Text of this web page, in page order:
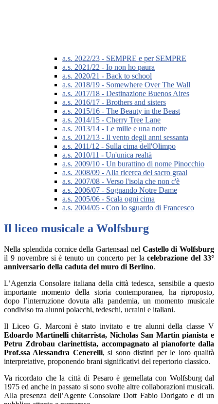
a.s. 2022/23 - SEMPRE e per SEMPRE
a.s. 2021/22 - Io non ho paura
a.s. 2020/21 - Back to school
a.s. 2018/19 - Somewhere Over The Wall
a.s. 2017/18 - Destinazione Buenos Aires
a.s. 2016/17 - Brothers and sisters
a.s. 2015/16 - The Beauty in the Beast
a.s. 2014/15 - Cherry Tree Lane
a.s. 2013/14 - Le mille e una notte
a.s. 2012/13 - Il vento degli anni sessanta
a.s. 2011/12 - Sulla cima dell'Olimpo
a.s. 2010/11 - Un'unica realtà
a.s. 2009/10 - Un burattino di nome Pinocchio
a.s. 2008/09 - Alla ricerca del sacro graal
a.s. 2007/08 - Verso l'isola che non c'è
a.s. 2006/07 - Sognando Notre Dame
a.s. 2005/06 - Scala ogni cima
a.s. 2004/05 - Con lo sguardo di Francesco
Il liceo musicale a Wolfsburg
Nella splendida cornice della Gartensaal nel Castello di Wolfsburg
il 9 novembre si è tenuto un concerto per lacelebrazione del 33°
anniversario della caduta del muro di Berlino.
L’Agenzia Consolare italiana della città tedesca, sensibile a questo
importante momento della storia contemporanea, ha riproposto,
dopo l’interruzione dovuta alla pandemia, un momento musicale
condiviso tra alunni polacchi, tedeschi, ucraini e italiani.
Il Liceo G. Marconi è stato invitato e tre alunni della classe V
Edoardo Martinelli chitarrista, Nicholas San Martin pianista e
Petru Zdrobau clarinettista, accompagnato al pianoforte dalla
Prof.ssa Alessandra Cenerelli, si sono distinti per le loro qualità
interpretative, proponendo brani significativi del repertorio classico.
Va ricordato che la città di Pesaro è gemellata con Wolfsburg dal
1975 ed anche in passato si sono svolte altre collaborazioni musicali.
Alla presenza dell’Agente Consolare Dott Fabio Dorigato e di un